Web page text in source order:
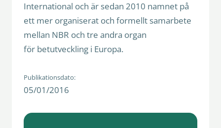
International och är sedan 2010 namnet på
ett mer organiserat och formellt samarbete
mellan NBR och tre andra organ
för betutveckling i Europa.
Publikationsdato:
05/01/2016